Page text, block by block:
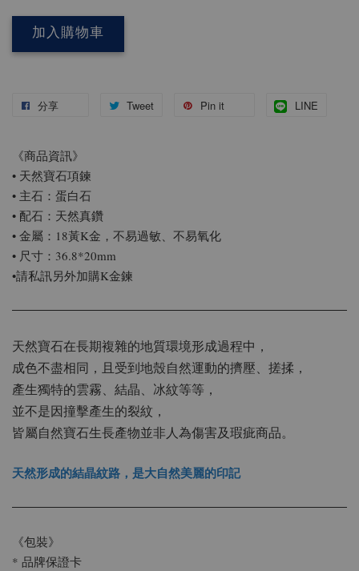
加入購物車
分享 Tweet Pin it LINE
《商品資訊》
• 天然寶石項鍊
• 主石：蛋白石
• 配石：天然真鑽
• 金屬：18黃K金，不易過敏、不易氧化
• 尺寸：36.8*20mm
•請私訊另外加購K金鍊
天然寶石在長期複雜的地質環境形成過程中，
成色不盡相同，且受到地殼自然運動的擠壓、搓揉，
產生獨特的雲霧、結晶、冰紋等等，
並不是因撞擊產生的裂紋，
皆屬自然寶石生長產物並非人為傷害及瑕疵商品。
天然形成的結晶紋路，是大自然美麗的印記
《包裝》
* 品牌保證卡